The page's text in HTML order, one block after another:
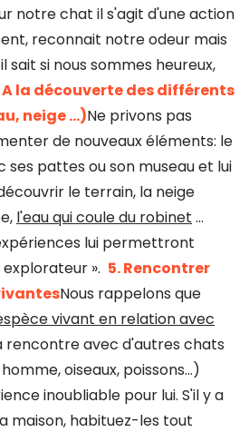
notre chat il s'agit d'une action
reconnait notre odeur mais
sait si nous sommes heureux,
A la découverte des différents
neige ...)Ne privons pas
de nouveaux éléments: le
ses pattes ou son museau et lui
le terrain, la neige
l'eau qui coule du robinet ...
lui permettront
». 5. Rencontrer
Nous rappelons que
vivant en relation avec
rencontre avec d'autres chats
oiseaux, poissons...)
inoubliable pour lui. S'il y a
maison, habituez-les tout